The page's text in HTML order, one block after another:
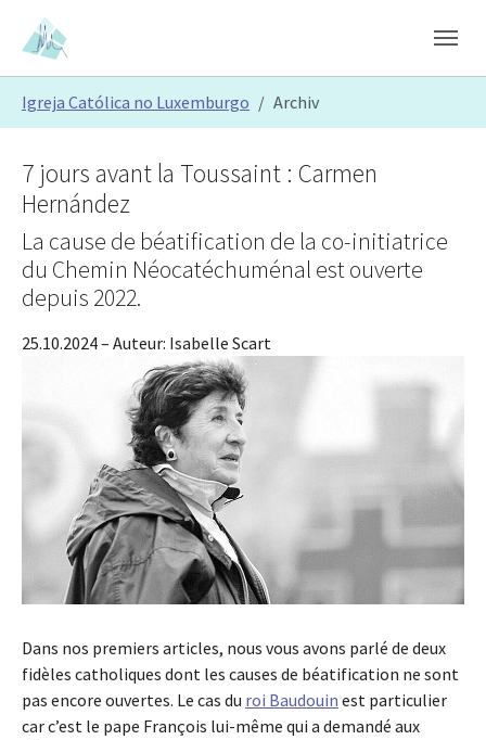
Skip to main content
Skip to page footer
Igreja Católica no Luxemburgo Archiv
7 jours avant la Toussaint : Carmen
Hernández
La cause de béatification de la co-initiatrice
du Chemin Néocatéchuménal est ouverte
depuis 2022.
25.10.2024– Auteur: Isabelle Scart
Dans nos premiers articles, nous vous avons parlé de deux
fidèles catholiques dont les causes de béatification ne sont
pas encore ouvertes. Le cas du roi Baudouin est particulier
car c’est le pape François lui-même qui a demandé aux